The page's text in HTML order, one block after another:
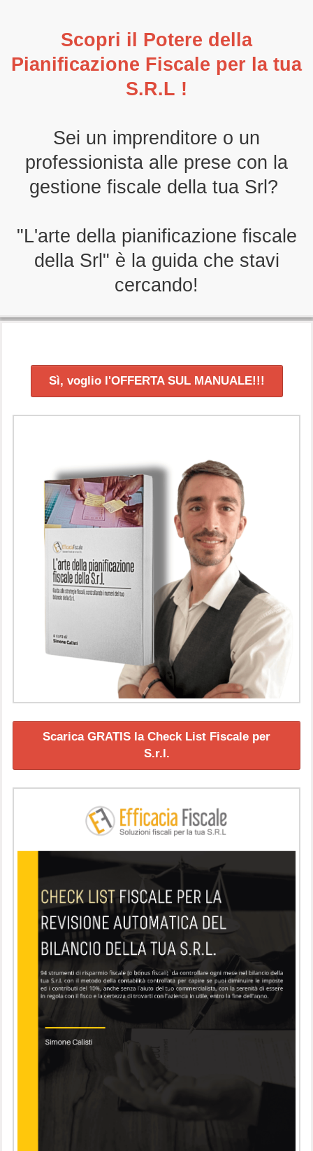
Scopri il Potere della
Pianificazione Fiscale per la tua
S.R.L !
Sei un imprenditore o un
professionista alle prese con la
gestione fiscale della tua Srl?
"L'arte della pianificazione fiscale
della Srl" è la guida che stavi
cercando!
Sì, voglio l'OFFERTA SUL MANUALE!!!
Scarica GRATIS la Check List Fiscale per
S.r.l.